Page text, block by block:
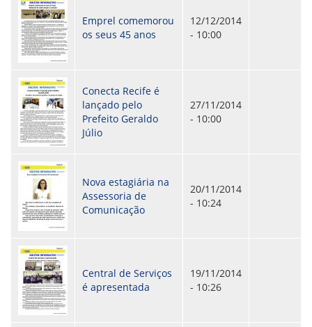
GESTÃO DA INFORMAÇÃO
BOLETIM INFORMATIVO
BPM-DAF
ORIENTAÇÕES TÉCNICAS
SEGURANÇA DA INFORMAÇÃO
RISI - FAQ (PERGUNTAS FREQUENTES)
CATÁLOGO DE SERVIÇOS DE TIC
PARECERES TÉCNICOS
ORIENTAÇÕES
MODELO
PARECERES TÉCNICOS EMITIDOS
PUBLICAÇÕES
PORTARIAS
RESOLUÇÕES
DIVERSOS
CHAMAMENTOS PÚBLICOS
TERMOS
TRANSPARÊNCIA
Emprel comemorou
os seus 45 anos
12/12/2014
- 10:00
Conecta Recife é
lançado pelo
Prefeito Geraldo
Júlio
27/11/2014
- 10:00
Nova estagiária na
Assessoria de
Comunicação
20/11/2014
- 10:24
Central de Serviços
é apresentada
19/11/2014
- 10:26